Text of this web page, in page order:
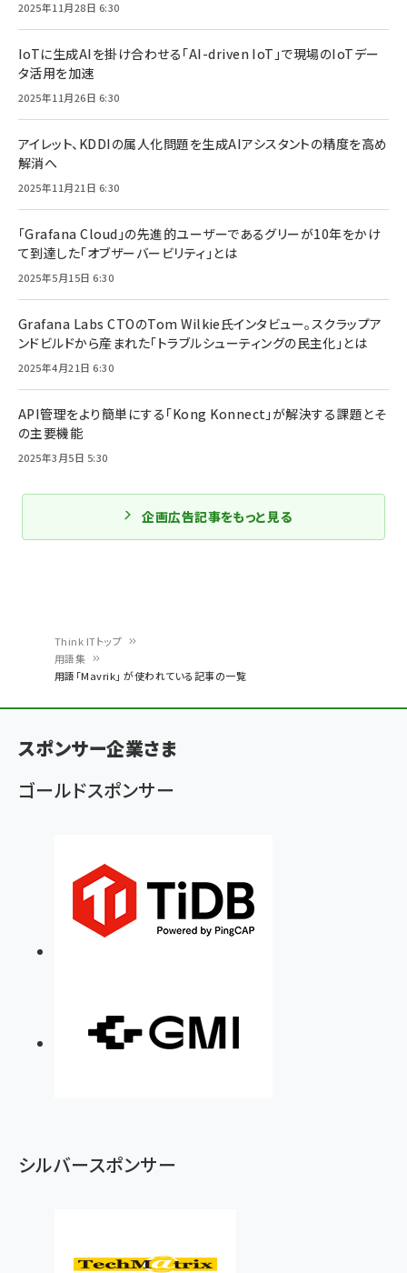
ン
く
ず
Think ITトップ
用語集
用語「Mavrik」 が使われている記事の一覧
2025年11月28日 6:30
IoTに生成AIを掛け合わせる「AI-driven IoT」で現場のIoTデー
タ活用を加速
2025年11月26日 6:30
アイレット、KDDIの属人化問題を生成AIアシスタントの精度を高め
解消へ
2025年11月21日 6:30
「Grafana Cloud」の先進的ユーザーであるグリーが10年をかけ
て到達した「オブザーバービリティ」とは
2025年5月15日 6:30
Grafana Labs CTOのTom Wilkie氏インタビュー。スクラップア
ンドビルドから産まれた「トラブルシューティングの民主化」とは
2025年4月21日 6:30
API管理をより簡単にする「Kong Konnect」が解決する課題とそ
の主要機能
2025年3月5日 5:30
企画広告記事をもっと見る
スポンサー企業さま
ゴールドスポンサー
シルバースポンサー